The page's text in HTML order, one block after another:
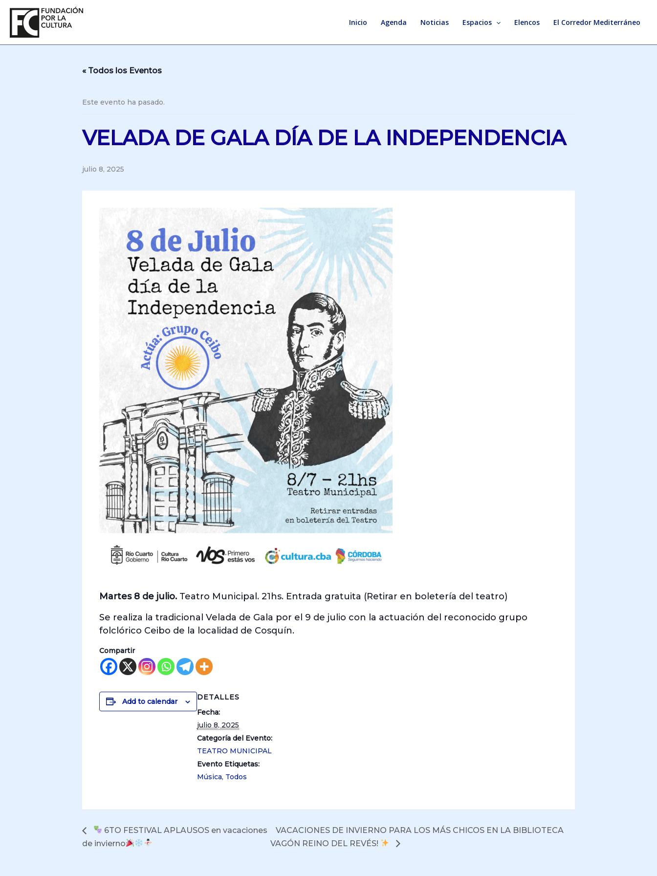
contenido
Inicio Agenda Noticias Espacios Elencos El Corredor Mediterráneo
« Todos los Eventos
Este evento ha pasado.
VELADA DE GALA DÍA DE LA INDEPENDENCIA
julio 8, 2025
Martes 8 de julio. Teatro Municipal. 21hs. Entrada gratuita (Retirar en boletería del teatro)
Se realiza la tradicional Velada de Gala por el 9 de julio con la actuación del reconocido grupo
folclórico Ceibo de la localidad de Cosquín.
Compartir
Add to calendar
DETALLES
Fecha:
julio 8, 2025
Categoría del Evento:
TEATRO MUNICIPAL
Evento Etiquetas:
Música, Todos
6TO FESTIVAL APLAUSOS en vacaciones
de invierno
VACACIONES DE INVIERNO PARA LOS MÁS CHICOS EN LA BIBLIOTECA
VAGÓN REINO DEL REVÉS!